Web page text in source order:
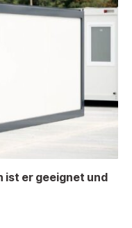
ist er geeignet und